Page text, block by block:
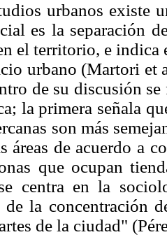
urbanos existe
es la separación
el territorio, e indica
urbano (Martori
de su discusión
la primera señala
son más
áreas de acuerdo a
que ocupan
centra en la
de la concentración
de la ciudad"